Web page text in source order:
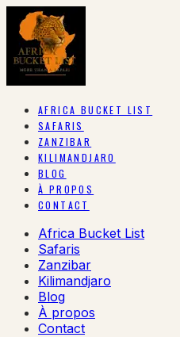
AFRICA BUCKET LIST
SAFARIS
ZANZIBAR
KILIMANDJARO
BLOG
À PROPOS
CONTACT
Africa Bucket List
Safaris
Zanzibar
Kilimandjaro
Blog
À propos
Contact